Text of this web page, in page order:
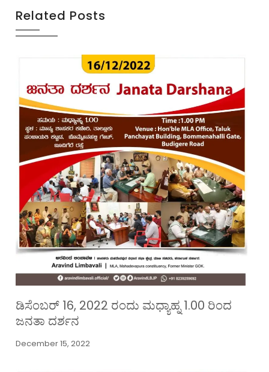
Related Posts
ಡಿಸೆಂಬರ್ 16, 2022 ರಂದು ಮಧ್ಯಾಹ್ನ 1.00 ರಿಂದ
ಜನತಾ ದರ್ಶನ
December 15, 2022